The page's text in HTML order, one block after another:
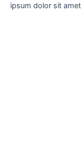
ipsum dolor sit amet